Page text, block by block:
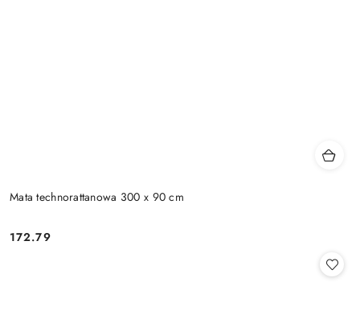
Mata technorattanowa 300 x 90 cm
Cena:
172.79